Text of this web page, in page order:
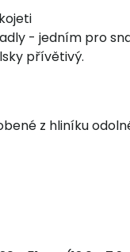
- jedním pro
přívětivý.
z hliníku